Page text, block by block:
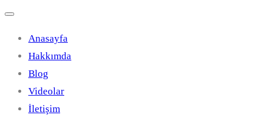
Anasayfa
Hakkımda
Blog
Videolar
İletişim